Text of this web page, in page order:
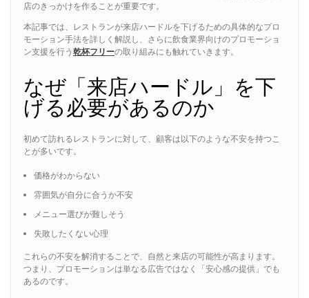
店のきっかけを作ることが重要です。
本記事では、レストランが来店ハードルを下げるための具体的なプロ
モーション手法を詳しく解説し、さらに飲食業界向けのプロモーショ
ン支援を行う 乾杯フリーの取り組みにも触れていきます。
なぜ「来店ハードル」を下
げる必要があるのか
初めて訪れるレストランに対して、顧客は以下のような不安を持つこ
とが多いです。
価格がわからない
雰囲気が自分に合うか不安
メニュー選びが難しそう
失敗したくない心理
これらの不安を解消することで、自然と来店の可能性が高まります。
つまり、プロモーションは単なる広告ではなく「安心感の提供」でも
あるのです。